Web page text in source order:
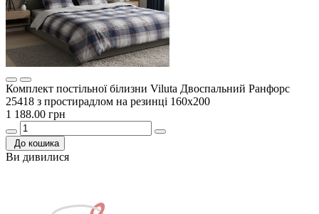
Комплект постільної білизни Viluta Двоспальний Ранфорс
25418 з простирадлом на резинці 160х200
1 188.00 грн
До кошика
Ви дивилися